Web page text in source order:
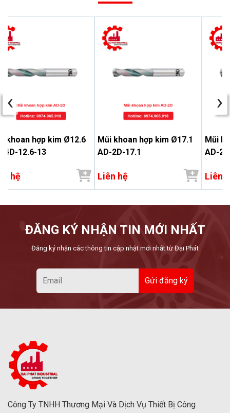
khoan hợp kim Ø12.6
4D-12.6-13
hệ
Mũi khoan hợp kim Ø17.1
AD-2D-17.1
Liên hệ
Mũi
AD-
Liên
‹ ›
ĐĂNG KÝ NHẬN TIN MỚI NHẤT
Đăng ký nhận các thông tin cập nhật mới nhất từ Đại Phát
Công Ty TNHH Thương Mại Và Dịch Vụ Thiết Bị Công